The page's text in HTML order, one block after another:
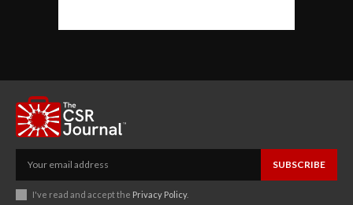
SUBSCRIBE
I've read and accept the Privacy Policy.